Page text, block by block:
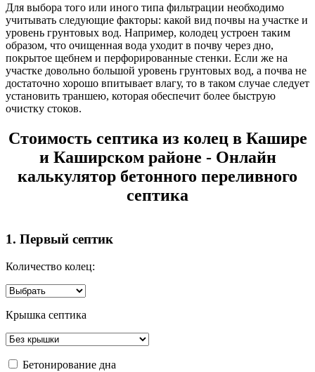
Для выбора того или иного типа фильтрации необходимо
учитывать следующие факторы: какой вид почвы на участке и
уровень грунтовых вод. Например, колодец устроен таким
образом, что очищенная вода уходит в почву через дно,
покрытое щебнем и перфорированные стенки. Если же на
участке довольно большой уровень грунтовых вод, а почва не
достаточно хорошо впитывает влагу, то в таком случае следует
установить траншею, которая обеспечит более быструю
очистку стоков.
Стоимость септика из колец в Кашире
и Каширском районе - Онлайн
калькулятор бетонного переливного
септика
1. Первый септик
Количество колец:
Крышка септика
Бетонирование дна